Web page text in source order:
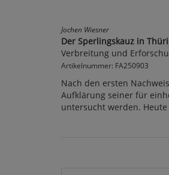
Jochen Wiesner
Der Sperlingskauz in
Verbreitung und
Artikelnummer: FA250903
Nach den ersten
Aufklärung seiner für
untersucht werden.